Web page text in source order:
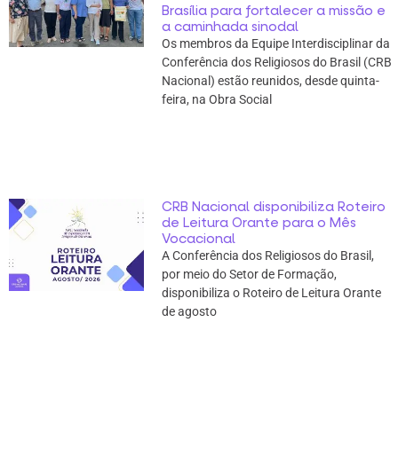
Brasília para fortalecer a missão e
a caminhada sinodal
Os membros da Equipe Interdisciplinar da
Conferência dos Religiosos do Brasil (CRB
Nacional) estão reunidos, desde quinta-
feira, na Obra Social
CRB Nacional disponibiliza Roteiro
de Leitura Orante para o Mês
Vocacional
A Conferência dos Religiosos do Brasil,
por meio do Setor de Formação,
disponibiliza o Roteiro de Leitura Orante
de agosto